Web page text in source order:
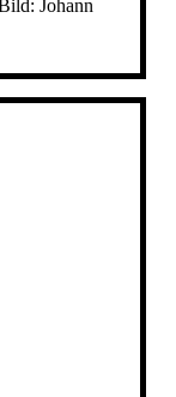
Johann